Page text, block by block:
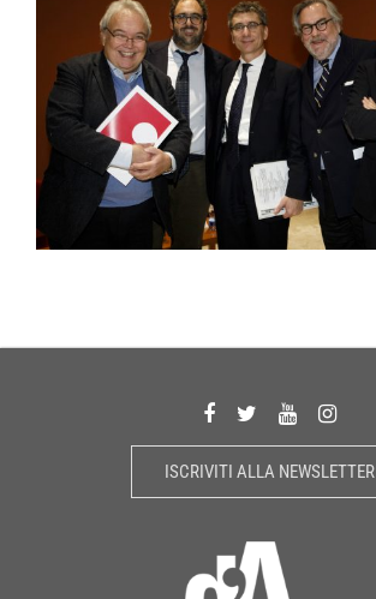
ISCRIVITI ALLA NEWSLETTER